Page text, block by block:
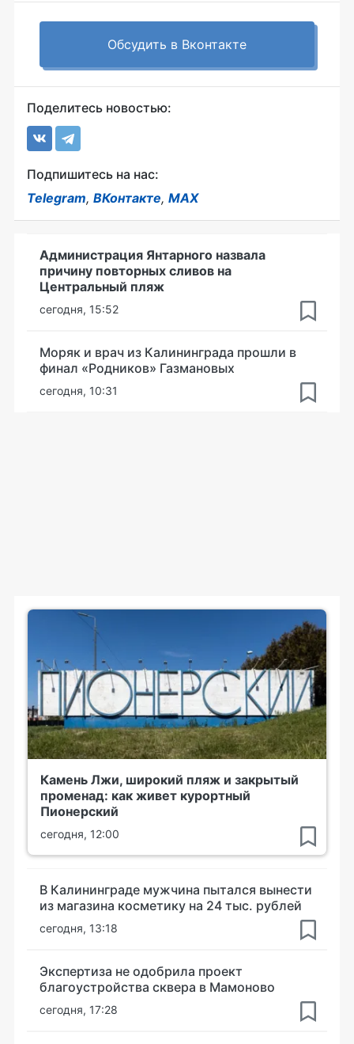
Обсудить в Вконтакте
Поделитесь новостью:
Подпишитесь на нас:
Telegram, ВКонтакте, MAX
Администрация Янтарного назвала
причину повторных сливов на
Центральный пляж
сегодня, 15:52
Моряк и врач из Калининграда прошли в
финал «Родников» Газмановых
сегодня, 10:31
Камень Лжи, широкий пляж и закрытый
променад: как живет курортный
Пионерский
сегодня, 12:00
В Калининграде мужчина пытался вынести
из магазина косметику на 24 тыс. рублей
сегодня, 13:18
Экспертиза не одобрила проект
благоустройства сквера в Мамоново
сегодня, 17:28